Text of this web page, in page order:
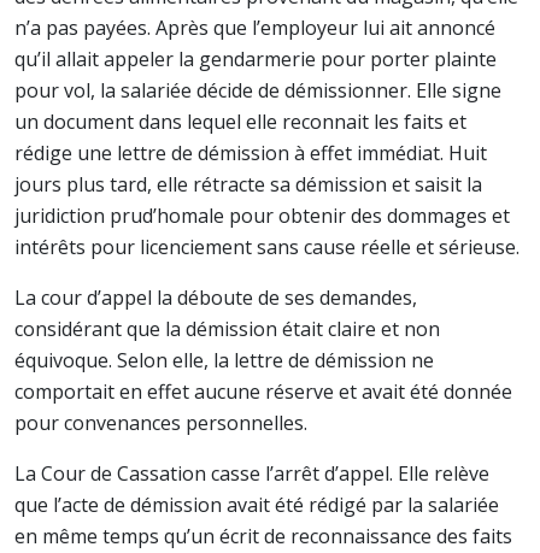
n’a pas payées. Après que l’employeur lui ait annoncé
qu’il allait appeler la gendarmerie pour porter plainte
pour vol, la salariée décide de démissionner. Elle signe
un document dans lequel elle reconnait les faits et
rédige une lettre de démission à effet immédiat. Huit
jours plus tard, elle rétracte sa démission et saisit la
juridiction prud’homale pour obtenir des dommages et
intérêts pour licenciement sans cause réelle et sérieuse.
La cour d’appel la déboute de ses demandes,
considérant que la démission était claire et non
équivoque. Selon elle, la lettre de démission ne
comportait en effet aucune réserve et avait été donnée
pour convenances personnelles.
La Cour de Cassation casse l’arrêt d’appel. Elle relève
que l’acte de démission avait été rédigé par la salariée
en même temps qu’un écrit de reconnaissance des faits